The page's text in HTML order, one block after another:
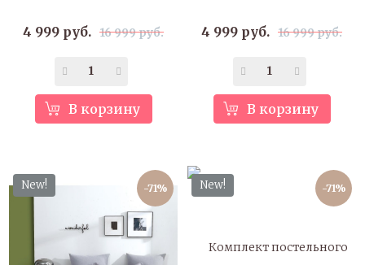
4 999 руб. 16 999 руб.
В корзину
4 999 руб. 16 999 руб.
В корзину
New! -71% New! -71%